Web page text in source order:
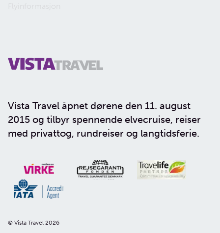
Vista Travel åpnet dørene den 11. august
2015 og tilbyr spennende elvecruise, reiser
med privattog, rundreiser og langtidsferie.
© Vista Travel 2026